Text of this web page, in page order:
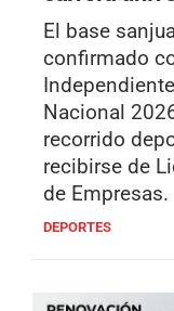
El base
confirmado
Nacional
recorrido
recibirse de
de Empresas.
DEPORTES